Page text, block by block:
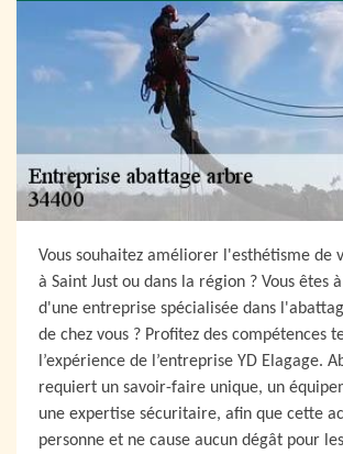
Vous souhaitez améliorer l'esthétisme de
à Saint Just ou dans la région ? Vous êtes
d'une entreprise spécialisée dans
de chez vous ? Profitez des compétences
l’expérience de l’entreprise YD Elagage.
requiert un savoir-faire unique, un
une expertise sécuritaire, afin que cette
personne et ne cause aucun dégât pour